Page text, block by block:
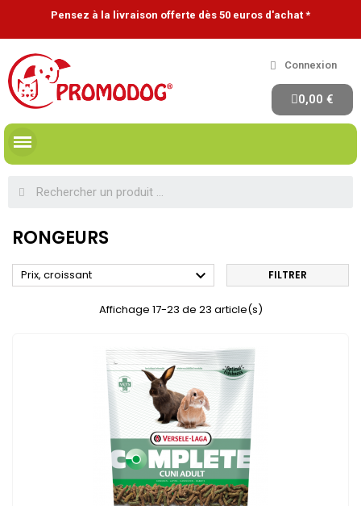
Pensez à la livraison offerte dès 50 euros d'achat *
Connexion
0,00 €
RONGEURS
Prix, croissant  FILTRER
Affichage 17-23 de 23 article(s)